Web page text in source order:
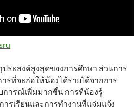
ประสงค์สูงสุดของการศึกษา ส่วนการ
รที่จะก่อให้น้องได้รายได้จากการ
การณ์เพิ่มมากขึ้น การที่น้องรู้
รเรียนและการทำงานที่แจ่มแจ้ง